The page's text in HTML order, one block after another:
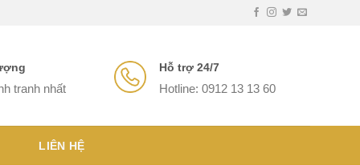
tranh nhất
Hỗ trợ 24/7
Hotline: 0912 13 13 60
LIÊN HỆ